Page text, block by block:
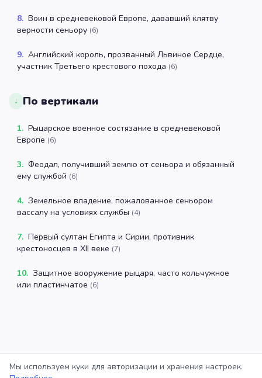
8. Воин в средневековой Европе, дававший клятву
верности сеньору (6)
9. Английский король, прозванный Львиное Сердце,
участник Третьего крестового похода (6)
↓ По вертикали
1. Рыцарское военное состязание в средневековой
Европе (6)
3. Феодал, получивший землю от сеньора и обязанный
ему службой (6)
4. Земельное владение, пожалованное сеньором
вассалу на условиях службы (4)
7. Первый султан Египта и Сирии, противник
крестоносцев в XII веке (7)
10. Защитное вооружение рыцаря, часто кольчужное
или пластинчатое (6)
Мы используем куки для авторизации и хранения настроек.